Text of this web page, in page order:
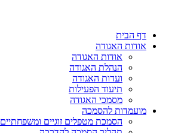
דף הבית
אודות האגודה
אודות האגודה
הנהלת האגודה
ועדות האגודה
תיעוד הפעילות
מסמכי האגודה
מועמדות להסמכה
הסמכת מטפלים זוגיים ומשפחתיים